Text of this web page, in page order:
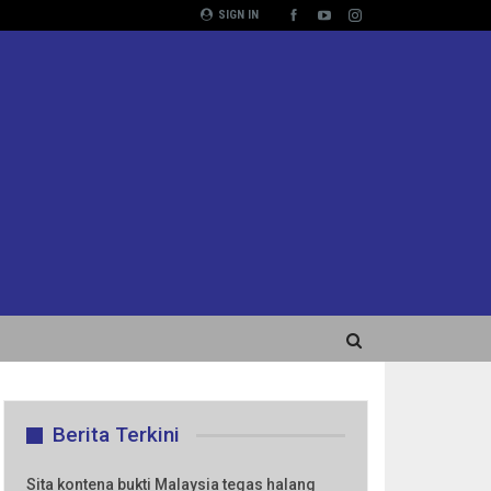
SIGN IN
Berita Terkini
Sita kontena bukti Malaysia tegas halang